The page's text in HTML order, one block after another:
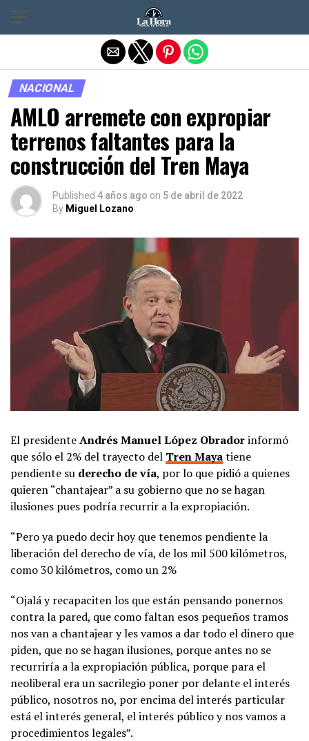
NACIONAL
AMLO arremete con expropiar
terrenos faltantes para la
construcción del Tren Maya
Published 4 años ago on 5 de abril de 2022
By Miguel Lozano
El presidenteAndrés Manuel López Obradorinformó
que sólo el 2% del trayecto del Tren Mayatiene
pendiente su derecho de vía, por lo que pidió a quienes
quieren “chantajear” a su gobierno que no se hagan
ilusiones pues podría recurrir a la expropiación.
“Pero ya puedo decir hoy que tenemos pendiente la
liberación del derecho de vía, de los mil 500 kilómetros,
como 30 kilómetros, como un 2%
“Ojalá y recapaciten los que están pensando ponernos
contra la pared, que como faltan esos pequeños tramos
nos van a chantajear y les vamos a dar todo el dinero que
piden, que no se hagan ilusiones, porque antes no se
recurriría a la expropiación pública, porque para el
neoliberal era un sacrilegio poner por delante el interés
público, nosotros no, por encima del interés particular
está el interés general, el interés público y nos vamos a
procedimientos legales”.
Salir de la versión móvil